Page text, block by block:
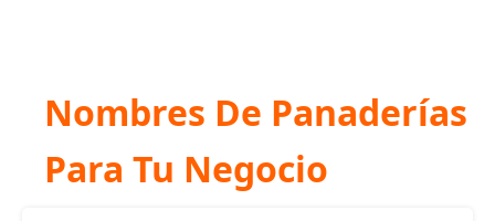
Nombres De Panaderías
Para Tu Negocio